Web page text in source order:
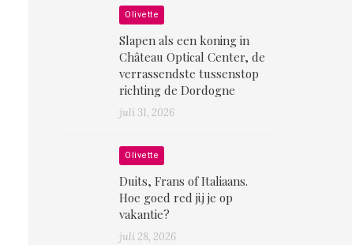
Olivette
Slapen als een koning in
Château Optical Center, de
verrassendste tussenstop
richting de Dordogne
juli 31, 2026
Olivette
Duits, Frans of Italiaans.
Hoe goed red jij je op
vakantie?
juli 28, 2026